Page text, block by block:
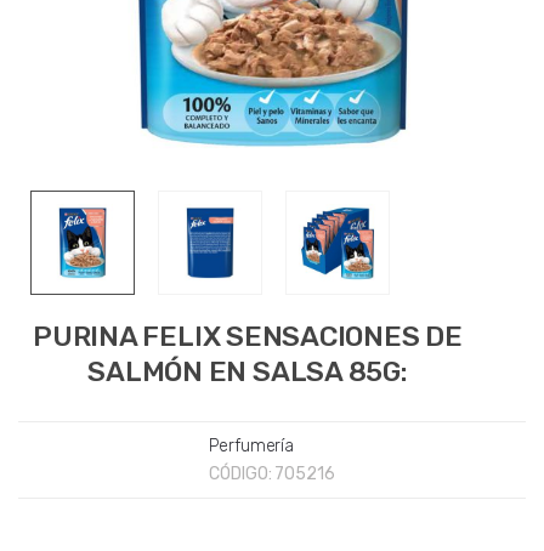
PURINA FELIX SENSACIONES DE
SALMÓN EN SALSA 85G:
Perfumería
CÓDIGO: 705216